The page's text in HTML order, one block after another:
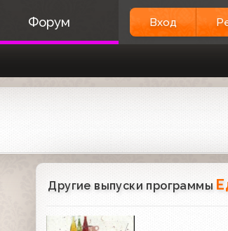
Форум Вход
Другие выпуски программы